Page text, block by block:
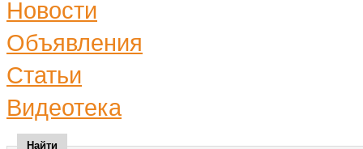
Новости
Объявления
Статьи
Видеотека
Найти